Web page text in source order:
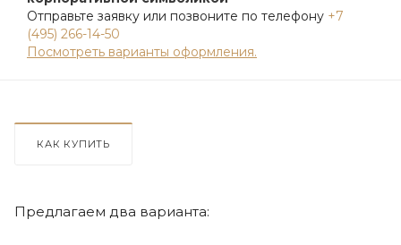
Отправьте заявку или позвоните по телефону +7
(495) 266-14-50
Посмотреть варианты оформления.
КАК КУПИТЬ
Предлагаем два варианта: